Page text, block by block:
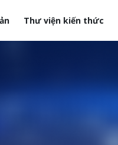
Thư viện kiến thức